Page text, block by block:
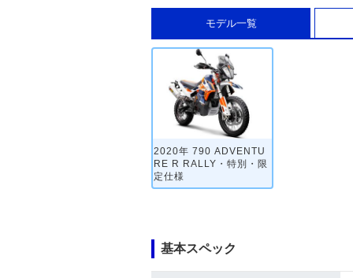
モデル一覧
2020年 790 ADVENTU
RE R RALLY・特別・限
定仕様
基本スペック